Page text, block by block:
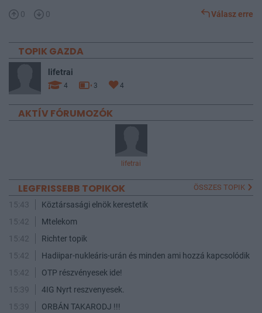
0 0 Válasz erre
TOPIK GAZDA
lifetrai
4 3 4
AKTÍV FÓRUMOZÓK
lifetrai
LEGFRISSEBB TOPIKOK ÖSSZES TOPIK
15:43
Köztársasági elnök kerestetik
15:42
Mtelekom
15:42
Richter topik
15:42
Hadiipar-nukleáris-urán és minden ami hozzá kapcsolódik
15:42
OTP részvényesek ide!
15:39
4IG Nyrt reszvenyesek.
15:39
ORBÁN TAKARODJ !!!